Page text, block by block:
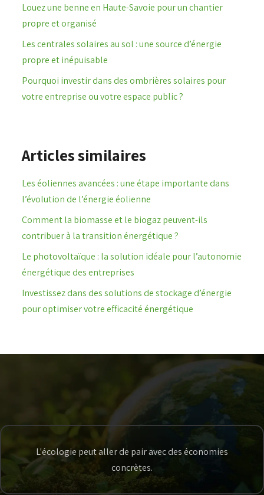
Louez une benne en Haute-Savoie pour un chantier
propre et organisé
Les centrales solaires au sol : une source d’énergie
propre et inépuisable
Pourquoi investir dans des ombrières solaires pour
votre entreprise ou votre espace public ?
Articles similaires
Les éoliennes avancées : une étape importante dans
l’évolution de l’énergie éolienne
Comment la biomasse et le biogaz peuvent-ils
contribuer à la transition énergétique ?
Le photovoltaïque : la solution idéale pour l’autonomie
énergétique des entreprises
Investissez dans des solutions de stockage d’énergie
pour optimiser votre efficacité énergétique
L'écologie peut aller de pair avec des économies
concrètes.